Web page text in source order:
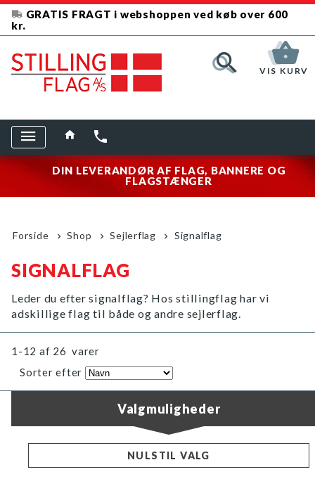
GRATIS FRAGT i webshoppen ved køb over 600
kr.
VIS KURV
DIN LEVERANDØR AF FLAG, BANNERE OG
FLAGSTÆNGER
Forside Shop Sejlerflag Signalflag
SIGNALFLAG
Leder du efter signalflag? Hos stillingflag har vi
adskillige flag til både og andre sejlerflag.
1-12 af 26 varer
Sorter efter
Valgmuligheder
NULSTIL VALG